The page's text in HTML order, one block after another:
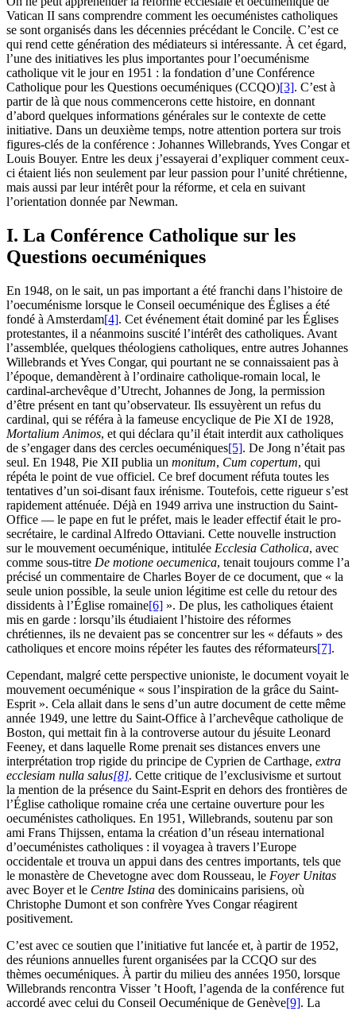
Vatican II sans comprendre comment les oecuménistes catholiques
se sont organisés dans les décennies précédant le Concile. C’est ce
qui rend cette génération des médiateurs si intéressante. À cet égard,
l’une des initiatives les plus importantes pour l’oecuménisme
catholique vit le jour en 1951 : la fondation d’une Conférence
Catholique pour les Questions oecuméniques (CCQO)[3]. C’est à
partir de là que nous commencerons cette histoire, en donnant
d’abord quelques informations générales sur le contexte de cette
initiative. Dans un deuxième temps, notre attention portera sur trois
figures-clés de la conférence : Johannes Willebrands, Yves Congar et
Louis Bouyer. Entre les deux j’essayerai d’expliquer comment ceux-
ci étaient liés non seulement par leur passion pour l’unité chrétienne,
mais aussi par leur intérêt pour la réforme, et cela en suivant
l’orientation donnée par Newman.
I. La Conférence Catholique sur les
Questions oecuméniques
En 1948, on le sait, un pas important a été franchi dans l’histoire de
l’oecuménisme lorsque le Conseil oecuménique des Églises a été
fondé à Amsterdam[4]. Cet événement était dominé par les Églises
protestantes, il a néanmoins suscité l’intérêt des catholiques. Avant
l’assemblée, quelques théologiens catholiques, entre autres Johannes
Willebrands et Yves Congar, qui pourtant ne se connaissaient pas à
l’époque, demandèrent à l’ordinaire catholique-romain local, le
cardinal-archevêque d’Utrecht, Johannes de Jong, la permission
d’être présent en tant qu’observateur. Ils essuyèrent un refus du
cardinal, qui se référa à la fameuse encyclique de Pie XI de 1928,
Mortalium Animos, et qui déclara qu’il était interdit aux catholiques
de s’engager dans des cercles oecuméniques[5]. De Jong n’était pas
seul. En 1948, Pie XII publia un monitum, Cum copertum, qui
répéta le point de vue officiel. Ce bref document réfuta toutes les
tentatives d’un soi-disant faux irénisme. Toutefois, cette rigueur s’est
rapidement atténuée. Déjà en 1949 arriva une instruction du Saint-
Office — le pape en fut le préfet, mais le leader effectif était le pro-
secrétaire, le cardinal Alfredo Ottaviani. Cette nouvelle instruction
sur le mouvement oecuménique, intitulée Ecclesia Catholica, avec
comme sous-titre De motione oecumenica, tenait toujours comme l’a
précisé un commentaire de Charles Boyer de ce document, que « la
seule union possible, la seule union légitime est celle du retour des
dissidents à l’Église romaine[6] ». De plus, les catholiques étaient
mis en garde : lorsqu’ils étudiaient l’histoire des réformes
chrétiennes, ils ne devaient pas se concentrer sur les « défauts » des
catholiques et encore moins répéter les fautes des réformateurs[7].
Cependant, malgré cette perspective unioniste, le document voyait le
mouvement oecuménique « sous l’inspiration de la grâce du Saint-
Esprit ». Cela allait dans le sens d’un autre document de cette même
année 1949, une lettre du Saint-Office à l’archevêque catholique de
Boston, qui mettait fin à la controverse autour du jésuite Leonard
Feeney, et dans laquelle Rome prenait ses distances envers une
interprétation trop rigide du principe de Cyprien de Carthage, extra
ecclesiam nulla salus[8]. Cette critique de l’exclusivisme et surtout
la mention de la présence du Saint-Esprit en dehors des frontières de
l’Église catholique romaine créa une certaine ouverture pour les
oecuménistes catholiques. En 1951, Willebrands, soutenu par son
ami Frans Thijssen, entama la création d’un réseau international
d’oecuménistes catholiques : il voyagea à travers l’Europe
occidentale et trouva un appui dans des centres importants, tels que
le monastère de Chevetogne avec dom Rousseau, le Foyer Unitas
avec Boyer et le Centre Istina des dominicains parisiens, où
Christophe Dumont et son confrère Yves Congar réagirent
positivement.
C’est avec ce soutien que l’initiative fut lancée et, à partir de 1952,
des réunions annuelles furent organisées par la CCQO sur des
thèmes oecuméniques. À partir du milieu des années 1950, lorsque
Willebrands rencontra Visser ’t Hooft, l’agenda de la conférence fut
accordé avec celui du Conseil Oecuménique de Genève[9]. La